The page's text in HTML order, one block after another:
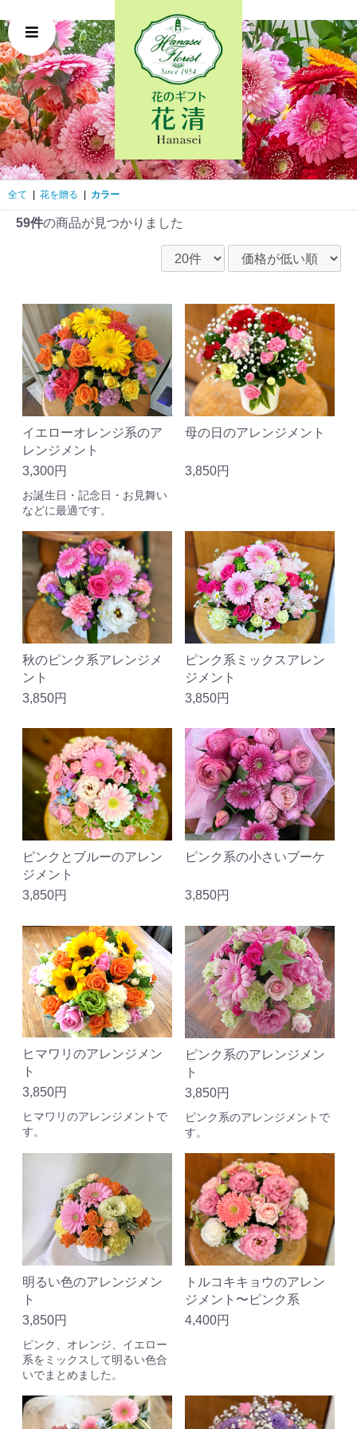
全て 花を贈る カラー
59件の商品が見つかりました
イエローオレンジ系のア
レンジメント
3,300円
お誕生日・記念日・お見舞い
などに最適です。
母の日のアレンジメント
3,850円
秋のピンク系アレンジメ
ント
3,850円
ピンク系ミックスアレン
ジメント
3,850円
ピンクとブルーのアレン
ジメント
3,850円
ピンク系の小さいブーケ
3,850円
ヒマワリのアレンジメン
ト
3,850円
ヒマワリのアレンジメントで
す。
ピンク系のアレンジメン
ト
3,850円
ピンク系のアレンジメントで
す。
明るい色のアレンジメン
ト
3,850円
ピンク、オレンジ、イエロー
系をミックスして明るい色合
いでまとめました。
トルコキキョウのアレン
ジメント〜ピンク系
4,400円